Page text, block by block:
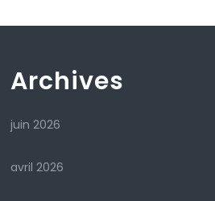
Archives
juin 2026
avril 2026